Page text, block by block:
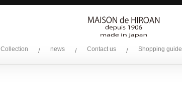
Collection / news / Contact us / Shopping guide